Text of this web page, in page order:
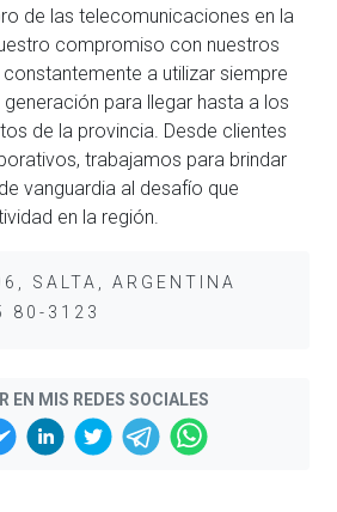
de las telecomunicaciones en la
compromiso con nuestros
a utilizar siempre
para llegar hasta a los
de la provincia. Desde clientes
trabajamos para brindar
vanguardia al desafío que
en la región.
SALTA, ARGENTINA
80-3123
EN MIS REDES SOCIALES